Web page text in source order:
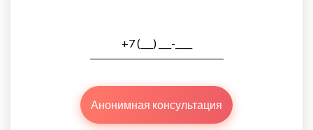
Анонимная консультация